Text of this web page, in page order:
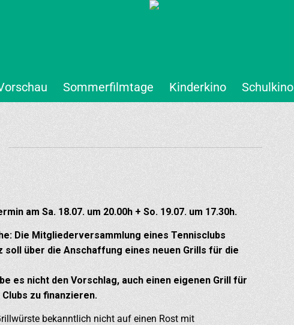
Sommerfilmtage Kinderkino Schulkino
am Sa. 18.07. um 20.00h + So. 19.07. um 17.30h.
Die Mitgliederversammlung eines Tennisclubs
über die Anschaffung eines neuen Grills für die
es nicht den Vorschlag, auch einen eigenen Grill für
zu finanzieren.
bekanntlich nicht auf einen Rost mit